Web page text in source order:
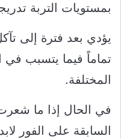
بمستويات التربة
يؤدي بعد فترة إلى
تماماً فيما يتسبب في
المختلفة.
في الحال إذا ما
السابقة على الفور